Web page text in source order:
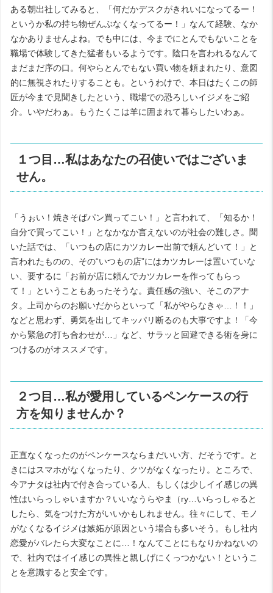
ある朝出社してみると、「何だかデスクがきれいになってるー！
というか私の持ち物ぜんぶなくなってるー！」なんて経験、なか
なかありませんよね。でも中には、今までにとんでもないことを
職場で体験してきた猛者もいるようです。陰口を言われるなんて
まだまだ序の口。何やらとんでもない買い物を頼まれたり、意図
的に無視されたりすることも。というわけで、本日はたくこの師
匠が今まで見聞きしたという、職場での恐ろしいイジメをご紹
介。いやだわぁ。もうたくこは羊に囲まれて暮らしたいわぁ。
１つ目…私はあなたの召使いではございま
せん。
「うぉい！焼きそばパン買ってこい！」と言われて、「知るか！
自分で買ってこい！」となかなか言えないのが社会の難しさ。聞
いた話では、「いつもの店にカツカレー出前で頼んどいて！」と
言われたものの、その“いつもの店”にはカツカレーは置いていな
い、要するに「お前が店に頼んでカツカレーを作ってもらっ
て！」ということもあったそうな。責任感の強い、そこのアナ
タ。上司からのお願いだからといって「私がやらなきゃ…！！」
などと思わず、勇気を出してキッパリ断るのも大事ですよ！「今
から緊急の打ち合わせが…」など、サラッと回避できる術を身に
つけるのがオススメです。
２つ目…私が愛用しているペンケースの行
方を知りませんか？
正直なくなったのがペンケースならまだいい方、だそうです。と
きにはスマホがなくなったり、クツがなくなったり。ところで、
今アナタは社内で付き合っている人、もしくは少しイイ感じの異
性はいらっしゃいますか？いいなうらやま（ry…いらっしゃると
したら、気をつけた方がいいかもしれません。往々にして、モノ
がなくなるイジメは嫉妬が原因という場合も多いそう。もし社内
恋愛がバレたら大変なことに…！なんてことにもなりかねないの
で、社内ではイイ感じの異性と親しげにくっつかない！というこ
とを意識すると安全です。